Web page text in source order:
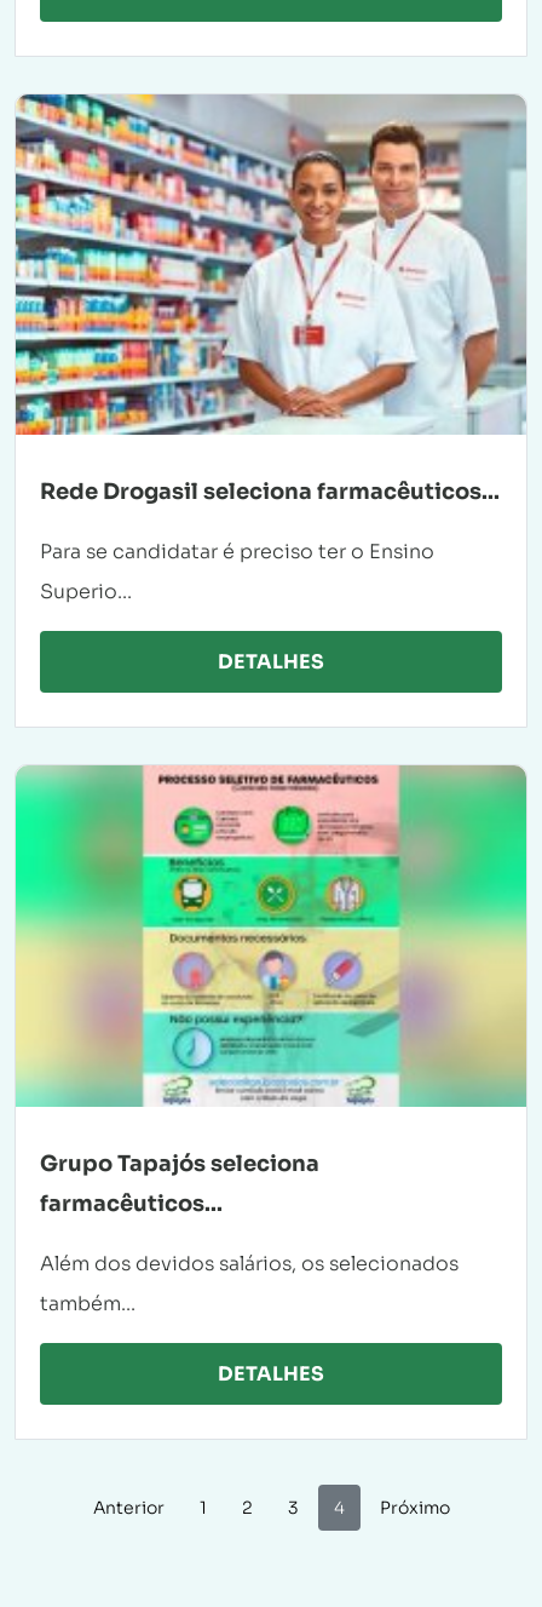
Rede Drogasil seleciona farmacêuticos...
Para se candidatar é preciso ter o Ensino
Superio...
DETALHES
Grupo Tapajós seleciona
farmacêuticos...
Além dos devidos salários, os selecionados
também...
DETALHES
Anterior 1 2 3 4 Próximo